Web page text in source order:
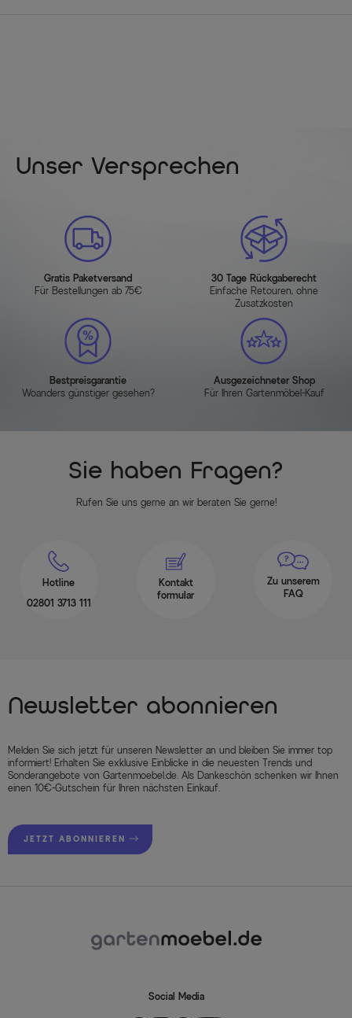
Unser Versprechen
Gratis Paketversand
Für Bestellungen ab 75€
30 Tage Rückgaberecht
Einfache Retouren, ohne
Zusatzkosten
Bestpreisgarantie
Woanders günstiger gesehen?
Ausgezeichneter Shop
Für Ihren Gartenmöbel-Kauf
Sie haben Fragen?
Rufen Sie uns gerne an wir beraten Sie gerne!
Hotline
02801 3713 111
Kontakt
formular
Zu unserem
FAQ
Newsletter abonnieren
Melden Sie sich jetzt für unseren Newsletter an und bleiben Sie immer top
informiert! Erhalten Sie exklusive Einblicke in die neuesten Trends und
Sonderangebote von Gartenmoebel.de. Als Dankeschön schenken wir Ihnen
einen 10€-Gutschein für Ihren nächsten Einkauf.
JETZT ABONNIEREN
Social Media